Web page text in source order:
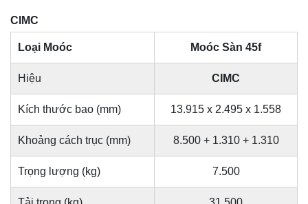
CIMC
Loại Moóc Moóc Sàn 45f
Hiệu CIMC
Kích thước bao (mm) 13.915 x 2.495 x 1.558
Khoảng cách trục (mm) 8.500 + 1.310 + 1.310
Trọng lượng (kg) 7.500